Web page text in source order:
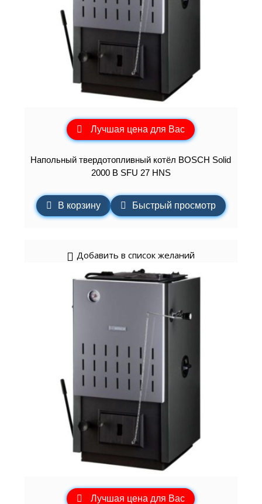
Лучшая цена для Вас
Напольный твердотопливный котёл BOSCH Solid
2000 B SFU 27 HNS
В корзину Быстрый просмотр
Добавить в список желаний
Лучшая цена для Вас